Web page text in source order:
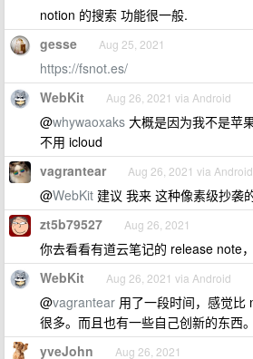
notion 的搜索 功能很一般.
gesse Aug 25, 2021
https://fsnot.es/
WebKit Aug 26, 2021 via Android
@whywaoxaks 大概是因为我不是苹
不用 icloud
vagrantear Aug 26, 2021 via Android
@WebKit 建议 我来 这种像素级抄袭
zt5b79527 Aug 26, 2021
你去看看有道云笔记的 release note
WebKit Aug 26, 2021 via Android
@vagrantear 用了一段时间，感觉比
很多。而且也有一些自己创新的东西。
yveJohn Aug 26, 2021